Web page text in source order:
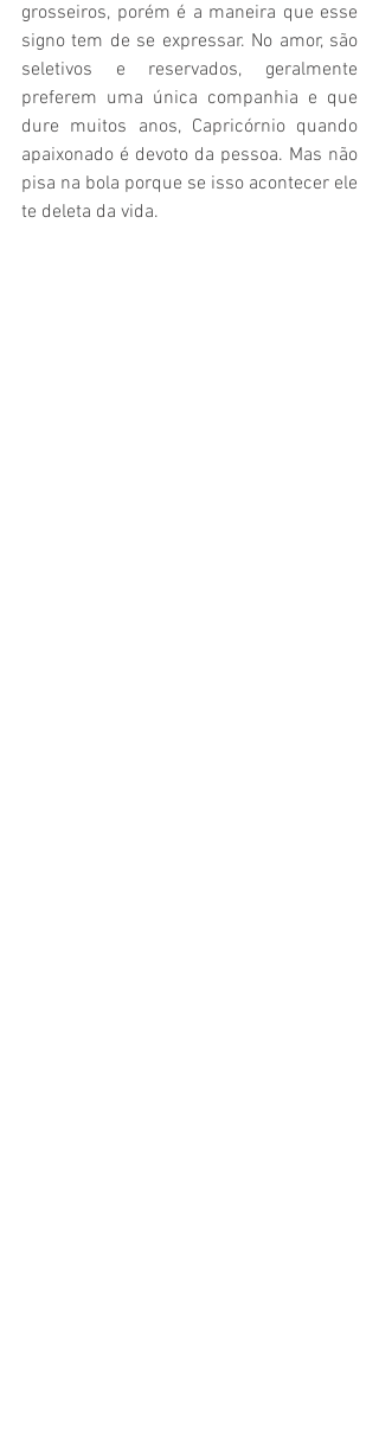
grosseiros, porém é a maneira que esse
signo tem de se expressar. No amor, são
seletivos e reservados, geralmente
preferem uma única companhia e que
dure muitos anos, Capricórnio quando
apaixonado é devoto da pessoa. Mas não
pisa na bola porque se isso acontecer ele
te deleta da vida.